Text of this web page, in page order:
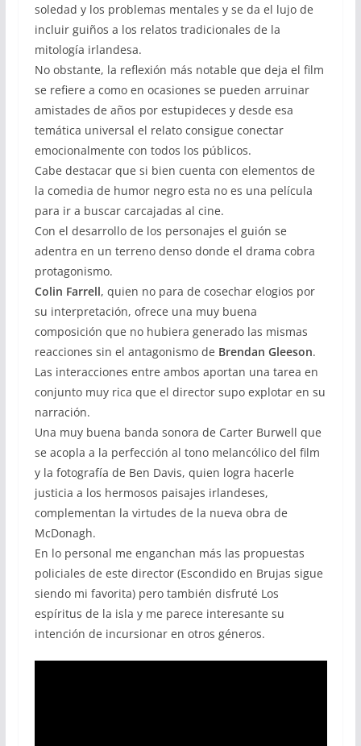
soledad y los problemas mentales y se da el lujo de
incluir guiños a los relatos tradicionales de la
mitología irlandesa.
No obstante, la reflexión más notable que deja el film
se refiere a como en ocasiones se pueden arruinar
amistades de años por estupideces y desde esa
temática universal el relato consigue conectar
emocionalmente con todos los públicos.
Cabe destacar que si bien cuenta con elementos de
la comedia de humor negro esta no es una película
para ir a buscar carcajadas al cine.
Con el desarrollo de los personajes el guión se
adentra en un terreno denso donde el drama cobra
protagonismo.
Colin Farrell, quien no para de cosechar elogios por
su interpretación, ofrece una muy buena
composición que no hubiera generado las mismas
reacciones sin el antagonismo de Brendan Gleeson.
Las interacciones entre ambos aportan una tarea en
conjunto muy rica que el director supo explotar en su
narración.
Una muy buena banda sonora de Carter Burwell que
se acopla a la perfección al tono melancólico del film
y la fotografía de Ben Davis, quien logra hacerle
justicia a los hermosos paisajes irlandeses,
complementan la virtudes de la nueva obra de
McDonagh.
En lo personal me enganchan más las propuestas
policiales de este director (Escondido en Brujas sigue
siendo mi favorita) pero también disfruté Los
espíritus de la isla y me parece interesante su
intención de incursionar en otros géneros.